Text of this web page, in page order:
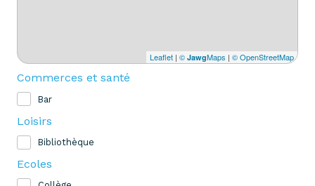
Leaflet | © JawgMaps | © OpenStreetMap
Commerces et santé
Bar
Loisirs
Bibliothèque
Ecoles